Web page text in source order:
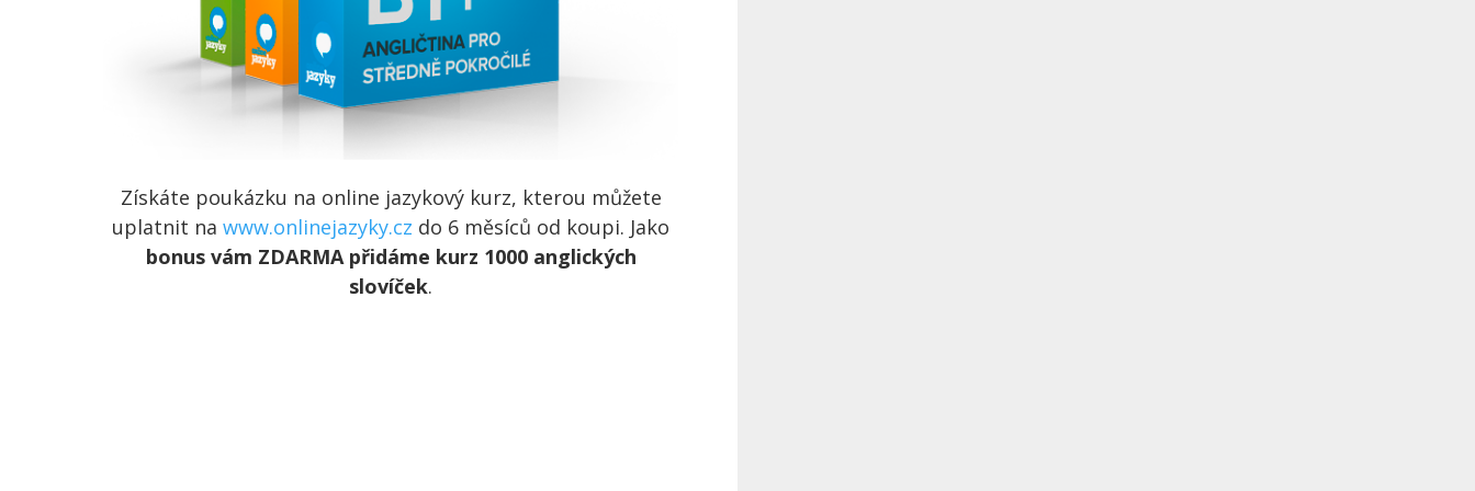
Získáte poukázku na online jazykový kurz, kterou můžete
uplatnit nawww.onlinejazyky.cz do 6 měsíců od koupi. Jako
bonus vám ZDARMA přidáme kurz 1000 anglických
slovíček.